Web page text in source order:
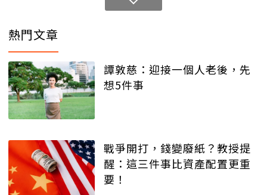
熱門文章
譚敦慈：迎接一個人老後，先
想5件事
戰爭開打，錢變廢紙？教授提
醒：這三件事比資產配置更重
要！